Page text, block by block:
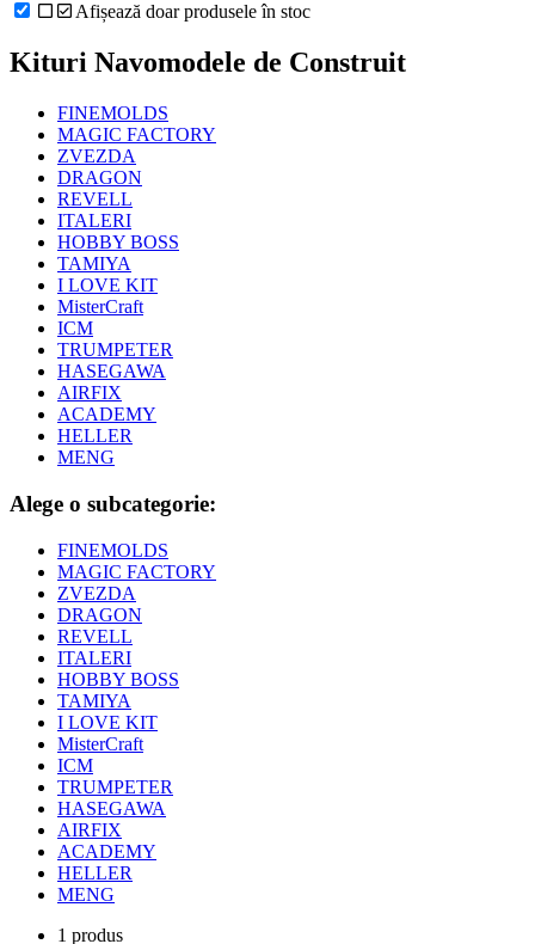
Afișează doar produsele în stoc
Kituri Navomodele de Construit
FINEMOLDS
MAGIC FACTORY
ZVEZDA
DRAGON
REVELL
ITALERI
HOBBY BOSS
TAMIYA
I LOVE KIT
MisterCraft
ICM
TRUMPETER
HASEGAWA
AIRFIX
ACADEMY
HELLER
MENG
Alege o subcategorie:
FINEMOLDS
MAGIC FACTORY
ZVEZDA
DRAGON
REVELL
ITALERI
HOBBY BOSS
TAMIYA
I LOVE KIT
MisterCraft
ICM
TRUMPETER
HASEGAWA
AIRFIX
ACADEMY
HELLER
MENG
1 produs